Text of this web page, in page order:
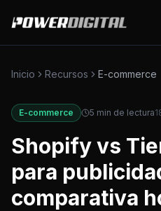
Inicio Recursos E-commerce
E-commerce 5 min de lectura
Shopify vs
para
comparativa